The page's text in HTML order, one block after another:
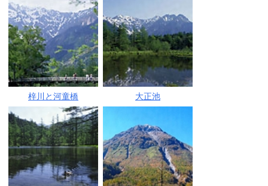
梓川と河童橋 大正池